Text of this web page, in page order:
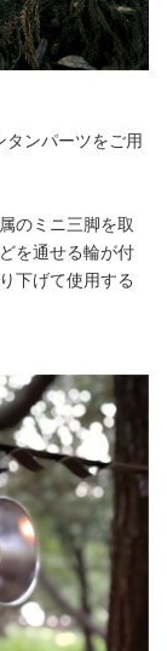
タンパーツをご用
のミニ三脚を取
を通せる輪が付
下げて使用する